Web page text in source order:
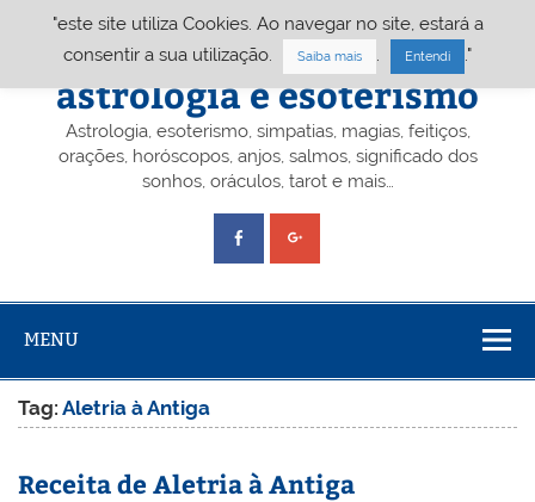
Portal A&E – Portal
astrologia e esoterismo
Astrologia, esoterismo, simpatias, magias, feitiços,
orações, horóscopos, anjos, salmos, significado dos
sonhos, oráculos, tarot e mais…
MENU
Tag:Aletria à Antiga
Receita de Aletria à Antiga
"este site utiliza Cookies. Ao navegar no site, estará a
consentir a sua utilização.
Saiba mais Entendi ."